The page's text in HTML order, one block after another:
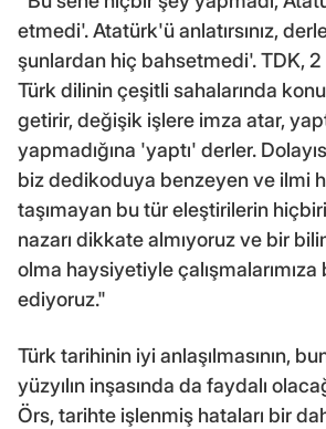
etmedi'. Atatürk'ü anlatırsınız,
şunlardan hiç bahsetmedi'. TDK, 2
Türk dilinin çeşitli sahalarında
getirir, değişik işlere imza atar,
yapmadığına 'yaptı' derler.
biz dedikoduya benzeyen ve ilmi
taşımayan bu tür eleştirilerin
nazarı dikkate almıyoruz ve bir
olma haysiyetiyle
ediyoruz."
Türk tarihinin iyi anlaşılmasının,
yüzyılın inşasında da faydalı
Örs, tarihte işlenmiş hataları bir